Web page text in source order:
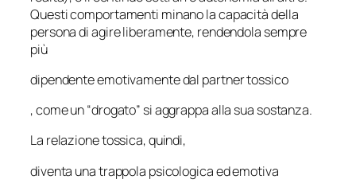
Questi comportamenti minano la capacità della
persona di agire liberamente, rendendola sempre
più
dipendente emotivamente dal partner tossico
, come un “drogato” si aggrappa alla sua sostanza.
La relazione tossica, quindi,
diventa una trappola psicologica ed emotiva